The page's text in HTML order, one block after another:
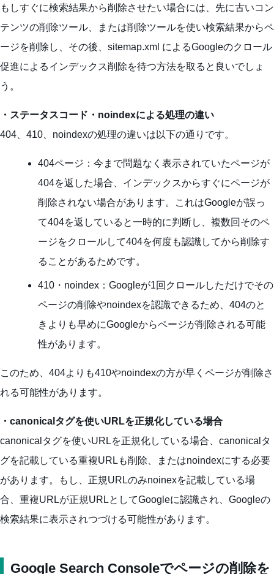
もしすぐに検索結果から削除させたい場合には、先に古いコン
テンツの削除ツール、または削除ツールを使い検索結果からペ
ージを削除し、その後、sitemap.xml によるGoogleのクロール
促進によるインデックス削除を待つ方法を取ると良いでしょ
う。
・ステータスコード・noindexによる処理の違い
404、410、noindexの処理の違いは以下の通りです。
404ページ：今まで問題なく表示されていたページが
404を返した場合、インデックスからすぐにページが
削除されない場合があります。これはGoogleが誤っ
て404を返していると一時的に判断し、複数回そのペ
ージをクロールして404を何度も認識してから削除す
ることがあるためです。
410・noindex：Googleが1回クロールしただけでその
ページの削除やnoindexを認識できるため、404のと
きよりも早めにGoogleからページが削除される可能
性があります。
このため、404よりも410やnoindexの方が早くページが削除さ
れる可能性があります。
・canonicalタグを使いURLを正規化している場合
canonicalタグを使いURLを正規化している場合、canonicalタ
グを記載している重複URLも削除、またはnoindexにする必要
があります。もし、正規URLのみnoinexを記載している場
合、重複URLが正規URLとしてGoogleに認識され、Googleの
検索結果に表示されつづける可能性があります。
Google Search Consoleでページの削除を